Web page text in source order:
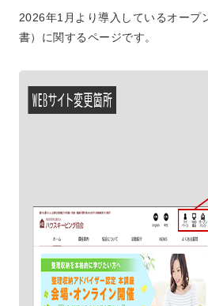
2026年1月より導入しているオープ
書）に関するページです。